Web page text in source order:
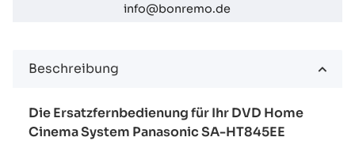
info@bonremo.de
Beschreibung
Die Ersatzfernbedienung für Ihr DVD Home
Cinema System Panasonic SA-HT845EE